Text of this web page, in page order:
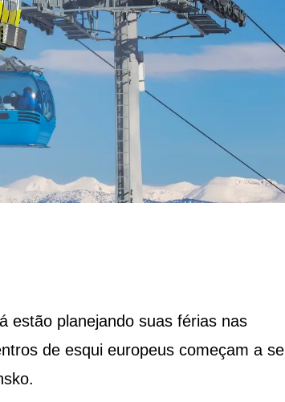
estão planejando suas férias nas
de esqui europeus começam a se